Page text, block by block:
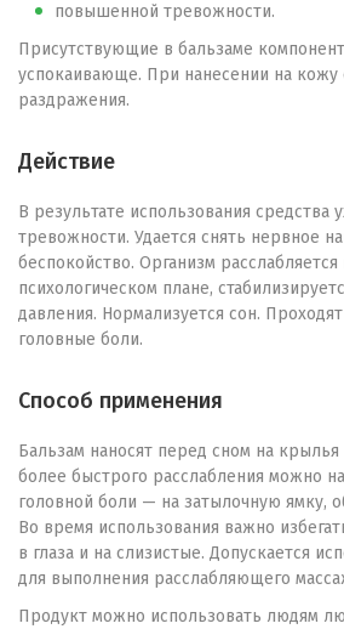
повышенной тревожности.
Присутствующие в бальзаме
успокаивающе. При нанесении на кожу
раздражения.
Действие
В результате использования средства
тревожности. Удается снять нервное
беспокойство. Организм
психологическом плане,
давления. Нормализуется сон.
головные боли.
Способ применения
Бальзам наносят перед сном на крылья
более быстрого расслабления можно
головной боли — на затылочную ямку,
Во время использования важно
в глаза и на слизистые. Допускается
для выполнения расслабляющего
Продукт можно использовать людям